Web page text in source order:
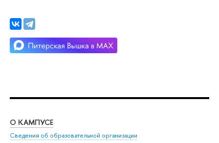
О КАМПУСЕ
Сведения об образовательной организации